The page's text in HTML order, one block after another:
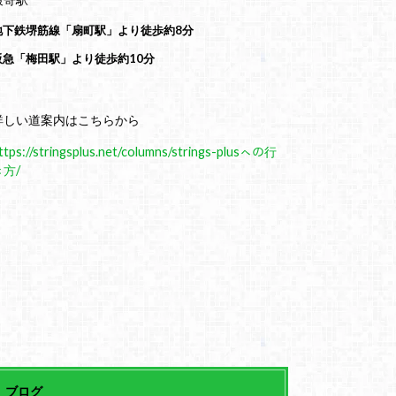
下鉄堺筋線「扇町駅」より徒歩約8分
急「梅田駅」より徒歩約10分
しい道案内はこちらから
stringsplus.net/columns/strings-plusㇸの行
方/
ブログ